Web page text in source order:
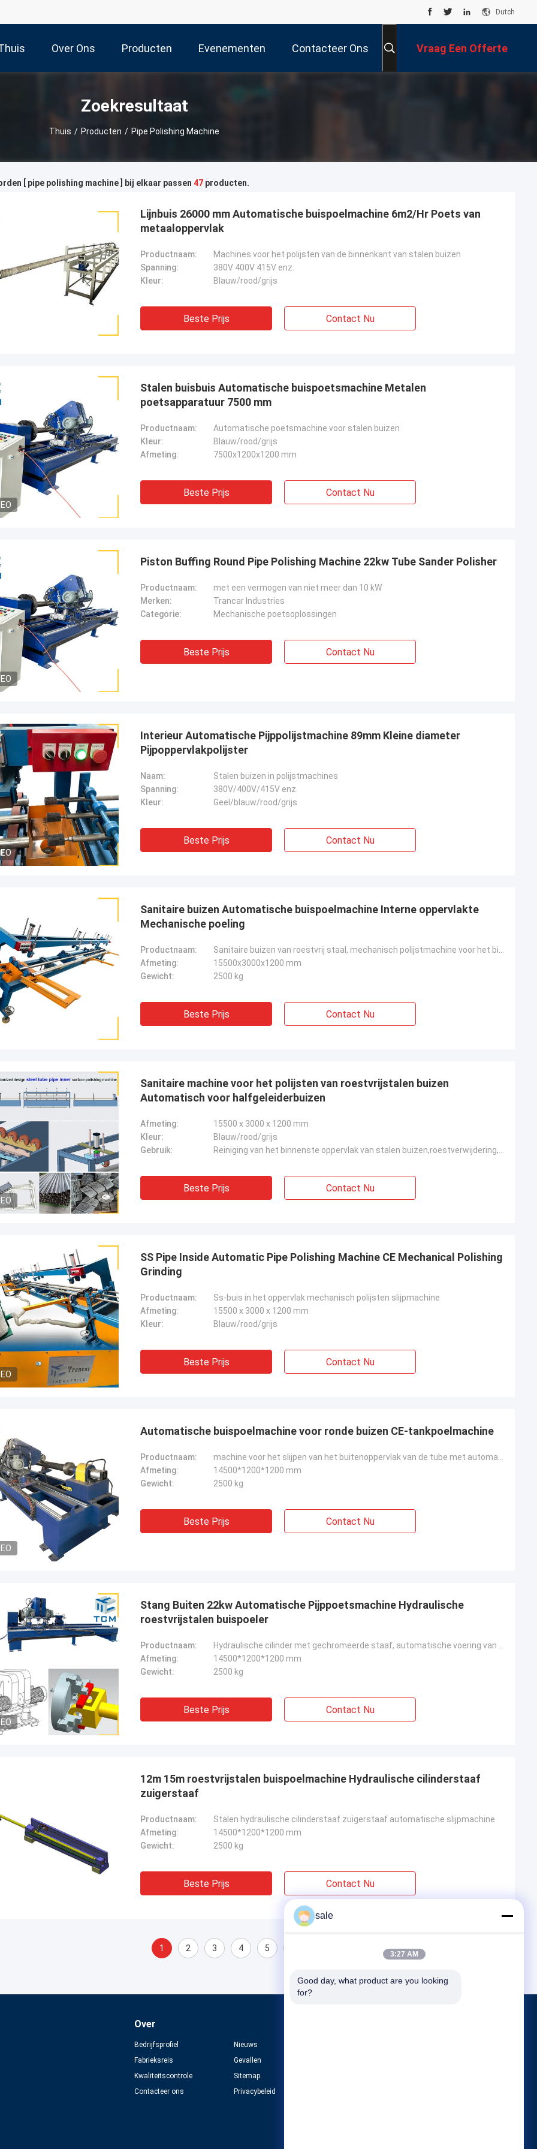
Dutch
Over Ons Producten Evenementen Contacteer Ons Vraag Een Offerte
Zoekresultaat
Thuis / Producten / Pipe Polishing Machine
[ pipe polishing machine ] bij elkaar passen 47 producten.
Lijnbuis 26000 mm Automatische buispoelmachine 6m2/Hr Poets van
metaaloppervlak
Productnaam:
Machines voor het polijsten van de binnenkant van stalen buizen
Spanning:
380V 400V 415V enz.
Kleur:
Blauw/rood/grijs
Beste Prijs Contact Nu
Stalen buisbuis Automatische buispoetsmachine Metalen
poetsapparatuur 7500 mm
Productnaam:
Automatische poetsmachine voor stalen buizen
Kleur:
Blauw/rood/grijs
Afmeting:
7500x1200x1200 mm
Beste Prijs Contact Nu
Piston Buffing Round Pipe Polishing Machine 22kw Tube Sander Polisher
Productnaam:
met een vermogen van niet meer dan 10 kW
Merken:
Trancar Industries
Categorie:
Mechanische poetsoplossingen
Beste Prijs Contact Nu
Interieur Automatische Pijppolijstmachine 89mm Kleine diameter
Pijpoppervlakpolijster
Naam:
Stalen buizen in polijstmachines
Spanning:
380V/400V/415V enz.
Kleur:
Geel/blauw/rood/grijs
Beste Prijs Contact Nu
Sanitaire buizen Automatische buispoelmachine Interne oppervlakte
Mechanische poeling
Productnaam:
Afmeting:
15500x3000x1200 mm
Gewicht:
2500 kg
Beste Prijs Contact Nu
Sanitaire machine voor het polijsten van roestvrijstalen buizen
Automatisch voor halfgeleiderbuizen
Afmeting:
15500 x 3000 x 1200 mm
Kleur:
Blauw/rood/grijs
Gebruik:
Beste Prijs Contact Nu
SS Pipe Inside Automatic Pipe Polishing Machine CE Mechanical Polishing
Grinding
Productnaam:
Ss-buis in het oppervlak mechanisch polijsten slijpmachine
Afmeting:
15500 x 3000 x 1200 mm
Kleur:
Blauw/rood/grijs
Beste Prijs Contact Nu
Automatische buispoelmachine voor ronde buizen CE-tankpoelmachine
Productnaam:
Afmeting:
14500*1200*1200 mm
Gewicht:
2500 kg
Beste Prijs Contact Nu
Stang Buiten 22kw Automatische Pijppoetsmachine Hydraulische
roestvrijstalen buispoeler
Productnaam:
Afmeting:
14500*1200*1200 mm
Gewicht:
2500 kg
Beste Prijs Contact Nu
12m 15m roestvrijstalen buispoelmachine Hydraulische cilinderstaaf
zuigerstaaf
Productnaam:
Stalen hydraulische cilinderstaaf zuigerstaaf automatische slijpmachine
Afmeting:
14500*1200*1200 mm
Gewicht:
2500 kg
Beste Prijs Contact Nu
1 2 3 4 5
Over
Bedrijfsprofiel
Fabrieksreis
Kwaliteitscontrole
Contacteer ons
Nieuws
Gevallen
Sitemap
Privacybeleid
sale
3:27 AM
Good day, what product are you looking
for?